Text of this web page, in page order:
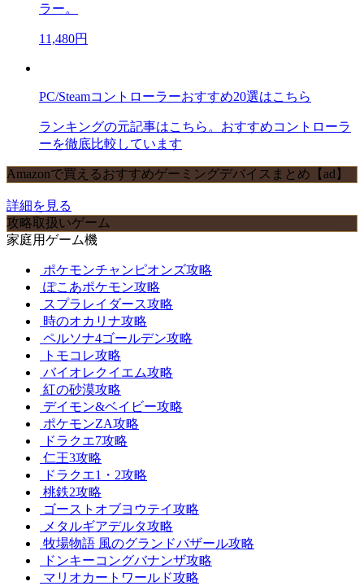
ラー。
11,480円
PC/Steamコントローラーおすすめ20選はこちら
ランキングの元記事はこちら。おすすめコントローラ
ーを徹底比較しています
Amazonで買えるおすすめゲーミングデバイスまとめ【ad】
詳細を見る
攻略取扱いゲーム
家庭用ゲーム機
ポケモンチャンピオンズ攻略
ぽこあポケモン攻略
スプラレイダース攻略
時のオカリナ攻略
ペルソナ4ゴールデン攻略
トモコレ攻略
バイオレクイエム攻略
紅の砂漠攻略
デイモン&ベイビー攻略
ポケモンZA攻略
ドラクエ7攻略
仁王3攻略
ドラクエ1・2攻略
桃鉄2攻略
ゴーストオブヨウテイ攻略
メタルギアデルタ攻略
牧場物語 風のグランドバザール攻略
ドンキーコングバナンザ攻略
マリオカートワールド攻略